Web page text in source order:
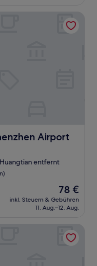
Airport
Airport
entfernt
Der
Preis
beträgt
78 €
inkl. Steuern & Gebühren
11. Aug.–12. Aug.